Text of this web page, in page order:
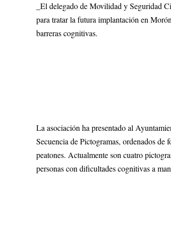
_El delegado de Movilidad y Seguridad
para tratar la futura implantación en
barreras cognitivas.
La asociación ha presentado al
Secuencia de Pictogramas, ordenados
peatones. Actualmente son cuatro
personas con dificultades cognitivas a